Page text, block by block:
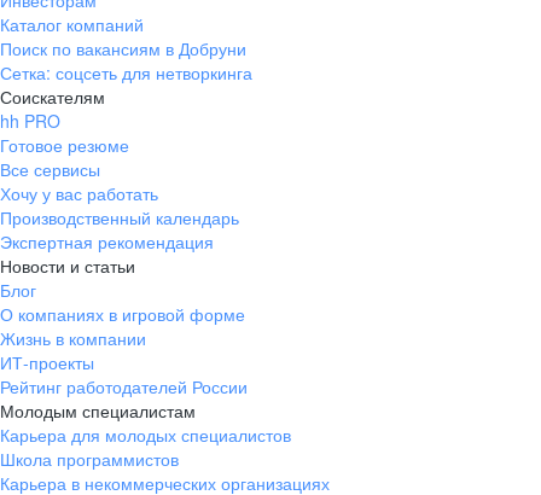
Каталог компаний
Поиск по вакансиям в Добруни
Сетка: соцсеть для нетворкинга
Соискателям
hh PRO
Готовое резюме
Все сервисы
Хочу у вас работать
Производственный календарь
Экспертная рекомендация
Новости и статьи
Блог
О компаниях в игровой форме
Жизнь в компании
ИТ-проекты
Рейтинг работодателей России
Молодым специалистам
Карьера для молодых специалистов
Школа программистов
Карьера в некоммерческих организациях